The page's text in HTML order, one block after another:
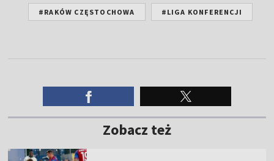
#RAKÓW CZĘSTOCHOWA #LIGA KONFERENCJI
Zobacz też